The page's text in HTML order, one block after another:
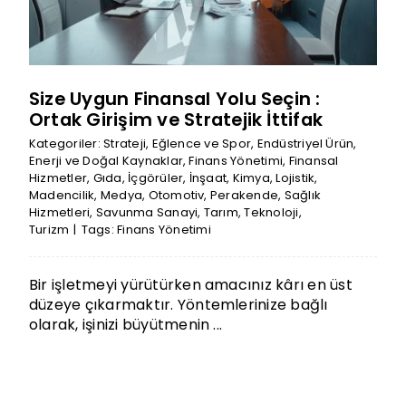
Size Uygun Finansal Yolu Seçin :
Ortak Girişim ve Stratejik İttifak
Kategoriler:Strateji, Eğlence ve Spor, Endüstriyel Ürün,
Enerji ve Doğal Kaynaklar,Finans Yönetimi, Finansal
Hizmetler, Gıda, İçgörüler, İnşaat, Kimya,Lojistik,
Madencilik, Medya, Otomotiv, Perakende, Sağlık
Hizmetleri, Savunma Sanayi, Tarım,Teknoloji,
Turizm | Tags:Finans Yönetimi
Bir işletmeyi yürütürken amacınız kârı en üst
düzeye çıkarmaktır. Yöntemlerinize bağlı
olarak, işinizi büyütmenin ...